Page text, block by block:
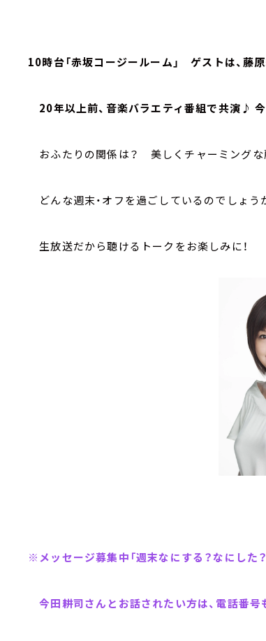
10時台「赤坂コージールーム」 ゲストは、藤原
20年以上前、音楽バラエティ番組で共演♪ 今
おふたりの関係は？ 美しくチャーミングな
どんな週末・オフを過ごしているのでしょう
生放送だから聴けるトークをお楽しみに！
※メッセージ募集中「週末なにする？なにした？
今田耕司さんとお話されたい方は、電話番号